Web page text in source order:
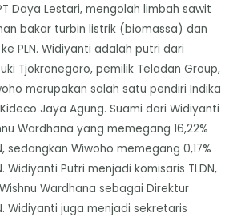
Daya Lestari, mengolah limbah sawit
bakar turbin listrik (biomassa) dan
PLN. Widiyanti adalah putri dari
Tjokronegoro, pemilik Teladan Group,
merupakan salah satu pendiri Indika
Jaya Agung. Suami dari Widiyanti
Wardhana yang memegang 16,22%
sedangkan Wiwoho memegang 0,17%
Widiyanti Putri menjadi komisaris TLDN,
Wardhana sebagai Direktur
Widiyanti juga menjadi sekretaris